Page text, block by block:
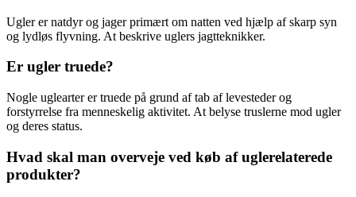
Ugler er natdyr og jager primært om natten ved hjælp af skarp syn
og lydløs flyvning. At beskrive uglers jagtteknikker.
Er ugler truede?
Nogle uglearter er truede på grund af tab af levesteder og
forstyrrelse fra menneskelig aktivitet. At belyse truslerne mod ugler
og deres status.
Hvad skal man overveje ved køb af uglerelaterede
produkter?